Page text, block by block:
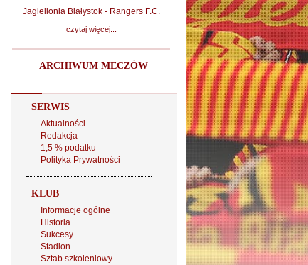
Jagiellonia Białystok - Rangers F.C.
czytaj więcej...
ARCHIWUM MECZÓW
SERWIS
Aktualności
Redakcja
1,5 % podatku
Polityka Prywatności
KLUB
Informacje ogólne
Historia
Sukcesy
Stadion
Sztab szkoleniowy